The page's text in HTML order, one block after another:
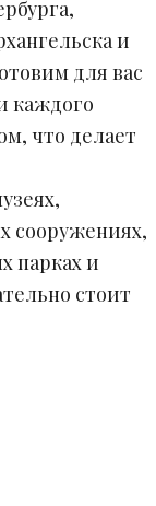
и
для вас
каждого
что делает
сооружениях,
парках и
стоит